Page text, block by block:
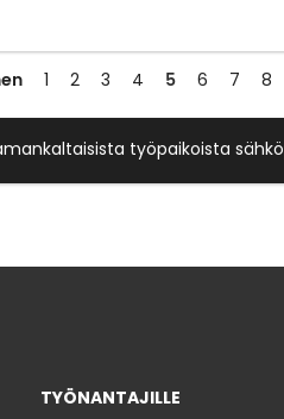
1 2 3 4 5 6 7 8
työpaikoista
TYÖNANTAJILLE